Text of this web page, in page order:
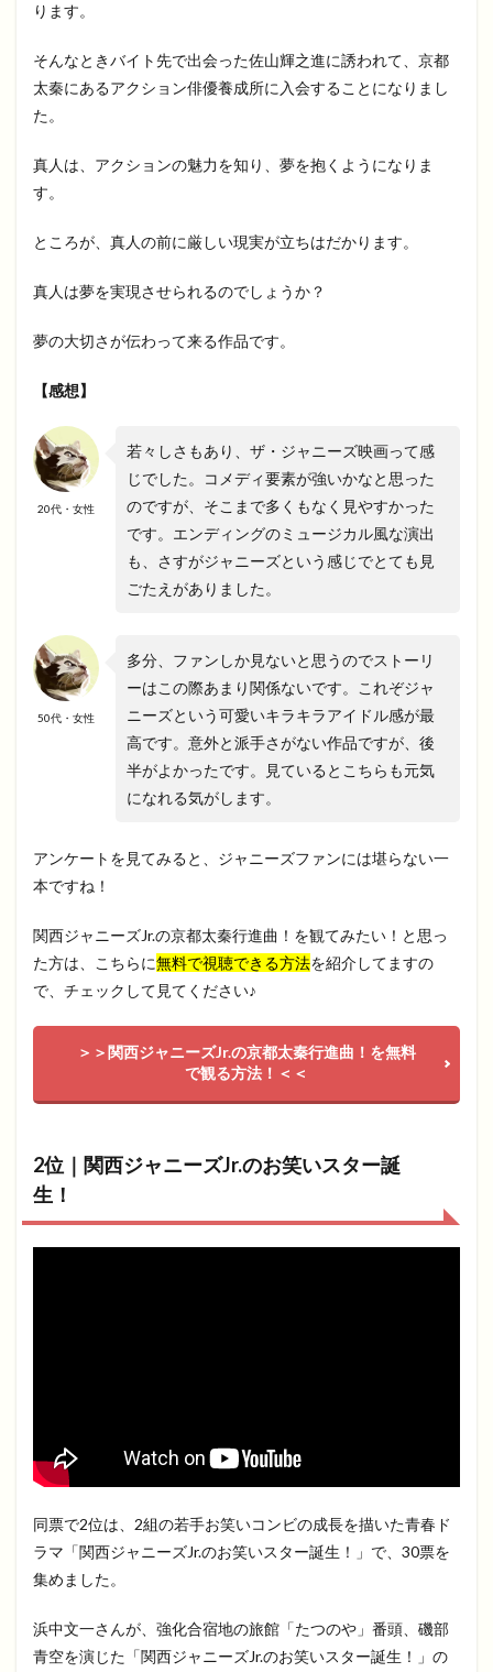
ります。
そんなときバイト先で出会った佐山輝之進に誘われて、京都
太秦にあるアクション俳優養成所に入会することになりまし
た。
真人は、アクションの魅力を知り、夢を抱くようになりま
す。
ところが、真人の前に厳しい現実が立ちはだかります。
真人は夢を実現させられるのでしょうか？
夢の大切さが伝わって来る作品です。
【感想】
20代・女性
若々しさもあり、ザ・ジャニーズ映画って感
じでした。コメディ要素が強いかなと思った
のですが、そこまで多くもなく見やすかった
です。エンディングのミュージカル風な演出
も、さすがジャニーズという感じでとても見
ごたえがありました。
50代・女性
多分、ファンしか見ないと思うのでストーリ
ーはこの際あまり関係ないです。これぞジャ
ニーズという可愛いキラキラアイドル感が最
高です。意外と派手さがない作品ですが、後
半がよかったです。見ているとこちらも元気
になれる気がします。
アンケートを見てみると、ジャニーズファンには堪らない一
本ですね！
関西ジャニーズJr.の京都太秦行進曲！を観てみたい！と思っ
た方は、こちらに無料で視聴できる方法を紹介してますの
で、チェックして見てください♪
＞＞関西ジャニーズJr.の京都太秦行進曲！を無料
で観る方法！＜＜
2位｜関西ジャニーズJr.のお笑いスター誕
生！
同票で2位は、2組の若手お笑いコンビの成長を描いた青春ド
ラマ「関西ジャニーズJr.のお笑いスター誕生！」で、30票を
集めました。
浜中文一さんが、強化合宿地の旅館「たつのや」番頭、磯部
青空を演じた「関西ジャニーズJr.のお笑いスター誕生！」の